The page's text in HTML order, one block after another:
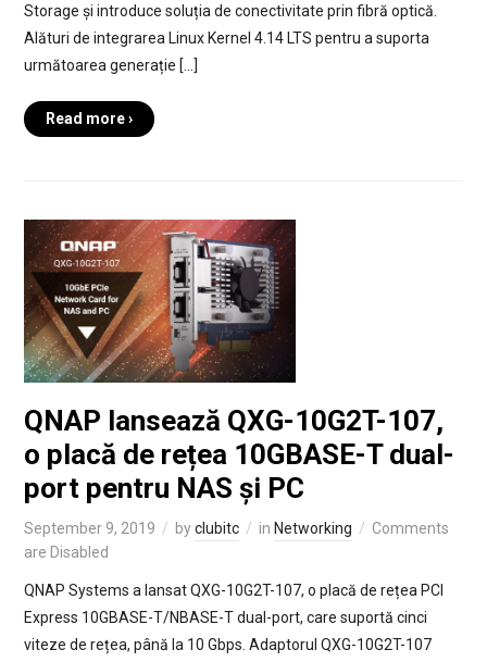
Storage și introduce soluția de conectivitate prin fibră optică.
Alături de integrarea Linux Kernel 4.14 LTS pentru a suporta
următoarea generație […]
Read more ›
QNAP lansează QXG-10G2T-107,
o placă de rețea 10GBASE-T dual-
port pentru NAS și PC
September 9, 2019 byclubitc in Networking
Comments
are Disabled
QNAP Systems a lansat QXG-10G2T-107, o placă de rețea PCI
Express 10GBASE-T/NBASE-T dual-port, care suportă cinci
viteze de rețea, până la 10 Gbps. Adaptorul QXG-10G2T-107